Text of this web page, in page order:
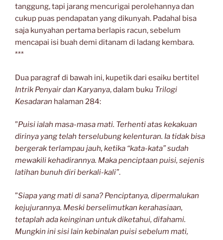
tanggung, tapi jarang mencurigai perolehannya dan
cukup puas pendapatan yang dikunyah. Padahal bisa
saja kunyahan pertama berlapis racun, sebelum
mencapai isi buah demi ditanam di ladang kembara.
***
Dua paragraf di bawah ini, kupetik dari esaiku bertitel
Intrik Penyair dan Karyanya, dalam buku Trilogi
Kesadaran halaman 284:
”Puisi ialah masa-masa mati. Terhenti atas kekakuan
dirinya yang telah terselubung kelenturan. Ia tidak bisa
bergerak terlampau jauh, ketika “kata-kata” sudah
mewakili kehadirannya. Maka penciptaan puisi, sejenis
latihan bunuh diri berkali-kali”.
”Siapa yang mati di sana? Penciptanya, dipermalukan
kejujurannya. Meski berselimutkan kerahasiaan,
tetaplah ada keinginan untuk diketahui, difahami.
Mungkin ini sisi lain kebinalan puisi sebelum mati,